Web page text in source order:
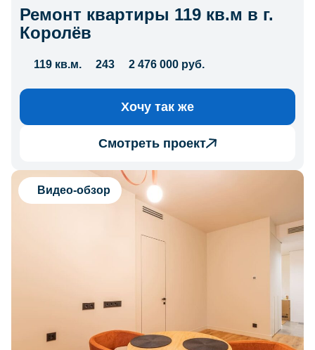
Ремонт квартиры 119 кв.м в г.
Королёв
119 кв.м. 243 2 476 000 руб.
Хочу так же
Смотреть проект
Видео-обзор